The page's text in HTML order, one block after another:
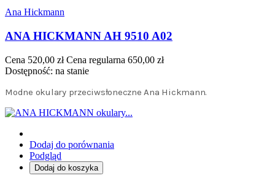
Ana Hickmann
ANA HICKMANN AH 9510 A02
Cena 520,00 zł Cena regularna 650,00 zł
Dostępność: na stanie
Modne okulary przeciwsłoneczne Ana Hickmann.
Dodaj do porównania
Podgląd
Dodaj do koszyka